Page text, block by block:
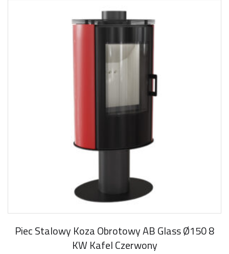
Piec Stalowy Koza Obrotowy AB Glass Ø150 8
KW Kafel Czerwony